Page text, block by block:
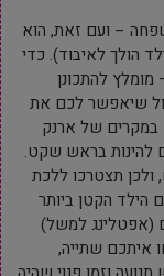
– ועם זאת, הוא
הולך לאיבוד). כדי
להתכונן
שיאפשר לכם את
במקרים של ארנק
להינות בראש שקט.
ולכן תצטרכו ללכת
הילד הקטן ביותר
(אפטלינג למשל)
איתכם שתייה,